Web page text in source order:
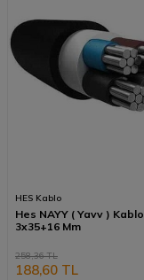
HES Kablo
Hes NAYY ( Yavv ) Kablo
3x35+16 Mm
258,36TL
188,60 TL